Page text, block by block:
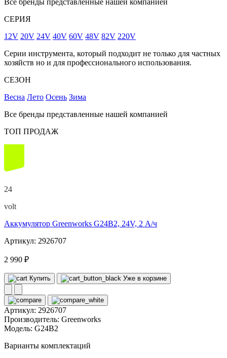
Все бренды представленные нашей компанией
СЕРИЯ
12V 20V 24V 40V 60V 48V 82V 220V
Серии инструмента, который подходит не только для частных
хозяйств но и для профессионального использования.
СЕЗОН
Весна Лето Осень Зима
Все бренды представленные нашей компанией
ТОП ПРОДАЖ
24
volt
Аккумулятор Greenworks G24B2, 24V, 2 А/ч
Артикул: 2926707
2 990 ₽
Купить Уже в корзине
Артикул: 2926707
Производитель: Greenworks
Модель: G24B2
Варианты комплектаций